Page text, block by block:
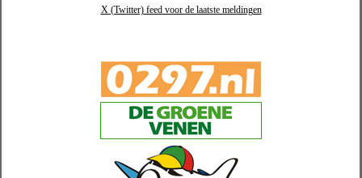
X (Twitter) feed voor de laatste meldingen